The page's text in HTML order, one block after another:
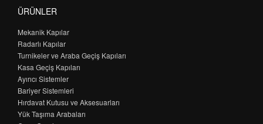
ÜRÜNLER
Mekanik Kapılar
Radarlı Kapılar
Turnikeler ve Araba Geçiş Kapıları
Kasa Geçiş Kapıları
Ayırıcı Sistemler
Bariyer Sistemleri
Hırdavat Kutusu ve Aksesuarları
Yük Taşıma Arabaları